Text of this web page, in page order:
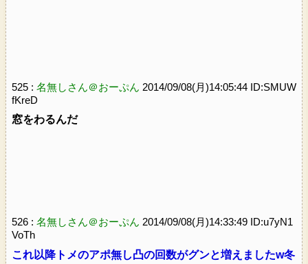
525 : 名無しさん＠おーぷん 2014/09/08(月)14:05:44 ID:SMUW
fKreD
窓をわるんだ
526 : 名無しさん＠おーぷん 2014/09/08(月)14:33:49 ID:u7yN1
VoTh
これ以降トメのアポ無し凸の回数がグンと増えましたw冬